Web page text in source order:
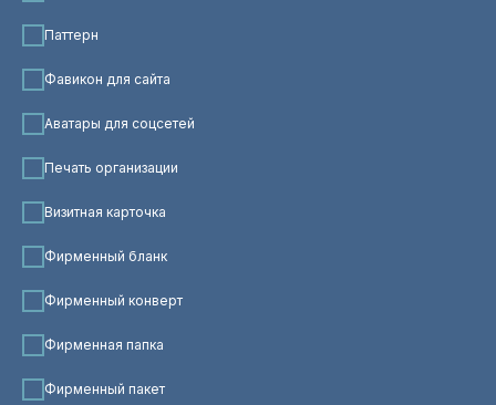
Паттерн
Фавикон для сайта
Аватары для соцсетей
Печать организации
Визитная карточка
Фирменный бланк
Фирменный конверт
Фирменная папка
Фирменный пакет